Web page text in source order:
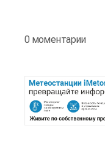
0 моментарии